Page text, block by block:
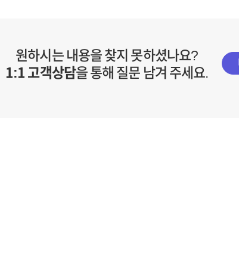
원하시는 내용을 찾지 못하셨나요?
1:1 고객상담을 통해 질문 남겨 주세요.